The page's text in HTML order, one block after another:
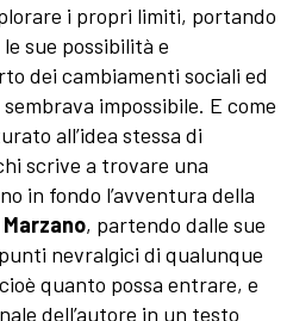
i propri limiti, portando
sue possibilità e
dei cambiamenti sociali ed
impossibile. E come
all’idea stessa di
scrive a trovare una
in fondo l’avventura della
, partendo dalle sue
nevralgici di qualunque
quanto possa entrare, e
dell’autore in un testo